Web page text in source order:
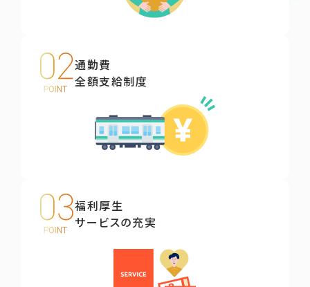
通勤費
全額支給制度
福利厚生
サービスの充実